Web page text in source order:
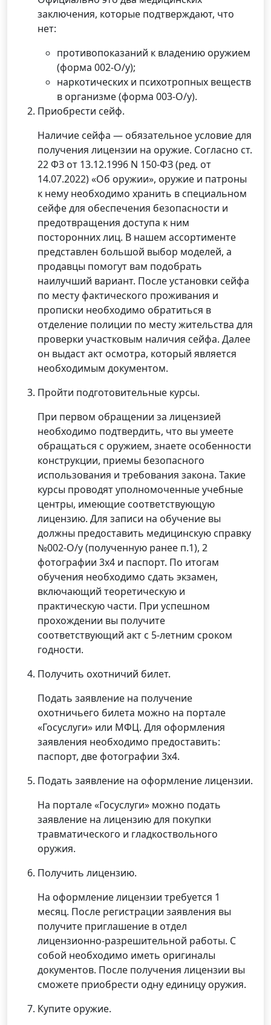
заключения, которые подтверждают, что
нет:
противопоказаний к владению оружием
(форма 002-О/у);
наркотических и психотропных веществ
в организме (форма 003-О/у).
Приобрести сейф.
Наличие сейфа — обязательное условие для
получения лицензии на оружие. Согласно ст.
22 ФЗ от 13.12.1996 N 150-ФЗ (ред. от
14.07.2022) «Об оружии», оружие и патроны
к нему необходимо хранить в специальном
сейфе для обеспечения безопасности и
предотвращения доступа к ним
посторонних лиц. В нашем ассортименте
представлен большой выбор моделей, а
продавцы помогут вам подобрать
наилучший вариант. После установки сейфа
по месту фактического проживания и
прописки необходимо обратиться в
отделение полиции по месту жительства для
проверки участковым наличия сейфа. Далее
он выдаст акт осмотра, который является
необходимым документом.
Пройти подготовительные курсы.
При первом обращении за лицензией
необходимо подтвердить, что вы умеете
обращаться с оружием, знаете особенности
конструкции, приемы безопасного
использования и требования закона. Такие
курсы проводят уполномоченные учебные
центры, имеющие соответствующую
лицензию. Для записи на обучение вы
должны предоставить медицинскую справку
№002-О/у (полученную ранее п.1), 2
фотографии 3х4 и паспорт. По итогам
обучения необходимо сдать экзамен,
включающий теоретическую и
практическую части. При успешном
прохождении вы получите
соответствующий акт с 5-летним сроком
годности.
Получить охотничий билет.
Подать заявление на получение
охотничьего билета можно на портале
«Госуслуги» или МФЦ. Для оформления
заявления необходимо предоставить:
паспорт, две фотографии 3х4.
Подать заявление на оформление лицензии.
На портале «Госуслуги» можно подать
заявление на лицензию для покупки
травматического и гладкоствольного
оружия.
Получить лицензию.
На оформление лицензии требуется 1
месяц. После регистрации заявления вы
получите приглашение в отдел
лицензионно-разрешительной работы. С
собой необходимо иметь оригиналы
документов. После получения лицензии вы
сможете приобрести одну единицу оружия.
Купите оружие.